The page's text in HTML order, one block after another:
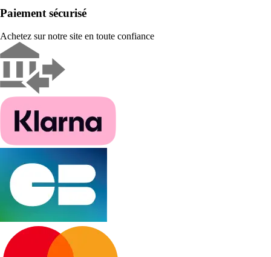
Paiement sécurisé
Achetez sur notre site en toute confiance